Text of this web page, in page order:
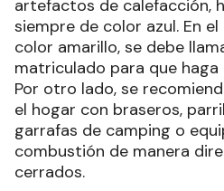
artefactos de calefacción,
siempre de color azul. En
color amarillo, se debe
matriculado para que
Por otro lado, se
el hogar con braseros,
garrafas de camping o
combustión de manera
cerrados.